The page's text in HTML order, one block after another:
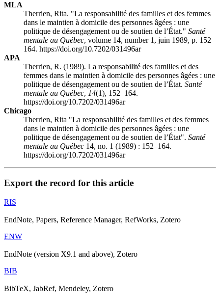
MLA
Therrien, Rita. "La responsabilité des familles et des femmes
dans le maintien à domicile des personnes âgées : une
politique de désengagement ou de soutien de l’État." Santé
mentale au Québec, volume 14, number 1, juin 1989, p. 152–
164. https://doi.org/10.7202/031496ar
APA
Therrien, R. (1989). La responsabilité des familles et des
femmes dans le maintien à domicile des personnes âgées : une
politique de désengagement ou de soutien de l’État. Santé
mentale au Québec, 14(1), 152–164.
https://doi.org/10.7202/031496ar
Chicago
Therrien, Rita "La responsabilité des familles et des femmes
dans le maintien à domicile des personnes âgées : une
politique de désengagement ou de soutien de l’État". Santé
mentale au Québec 14, no. 1 (1989) : 152–164.
https://doi.org/10.7202/031496ar
Export the record for this article
RIS
EndNote, Papers, Reference Manager, RefWorks, Zotero
ENW
EndNote (version X9.1 and above), Zotero
BIB
BibTeX, JabRef, Mendeley, Zotero